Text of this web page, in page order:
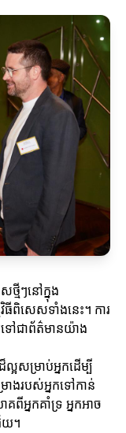
មីៗនៅក្នុង
ធីពិសេសទាំងនេះ។ ការ
ទៅជាព័ត៌មានយ៉ាង
អសម្រាប់អ្នកដើម្បី
ោងរបស់អ្នកទៅកាន់
ពីអ្នកគាំទ្រ អ្នកអាច
យ។